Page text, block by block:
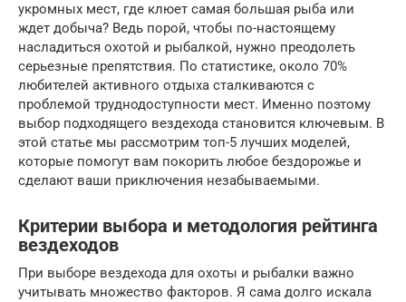
укромных мест, где клюет самая большая рыба или
ждет добыча? Ведь порой, чтобы по-настоящему
насладиться охотой и рыбалкой, нужно преодолеть
серьезные препятствия. По статистике, около 70%
любителей активного отдыха сталкиваются с
проблемой труднодоступности мест. Именно поэтому
выбор подходящего вездехода становится ключевым. В
этой статье мы рассмотрим топ-5 лучших моделей,
которые помогут вам покорить любое бездорожье и
сделают ваши приключения незабываемыми.
Критерии выбора и методология рейтинга
вездеходов
При выборе вездехода для охоты и рыбалки важно
учитывать множество факторов. Я сама долго искала